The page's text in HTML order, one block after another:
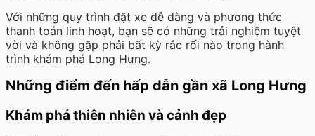
Với những quy trình đặt xe dễ dàng và phương thức
thanh toán linh hoạt, bạn sẽ có những trải nghiệm tuyệt
vời và không gặp phải bất kỳ rắc rối nào trong hành
trình khám phá Long Hưng.
Những điểm đến hấp dẫn gần xã Long Hưng
Khám phá thiên nhiên và cảnh đẹp